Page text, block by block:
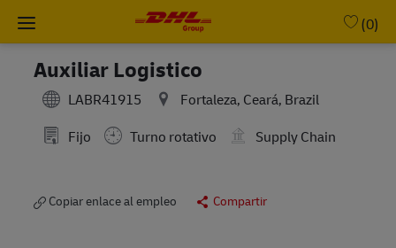
Skip to main content
(0)
Auxiliar Logistico
LABR41915
Fortaleza, Ceará, Brazil
Fijo
Turno rotativo Supply Chain
Copiar enlace al empleo Compartir